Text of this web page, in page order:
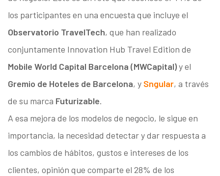
los participantes en una encuesta que incluye el
Observatorio TravelTech, que han realizado
conjuntamente Innovation Hub Travel Edition de
Mobile World Capital Barcelona (MWCapital)y el
Gremio de Hoteles de Barcelona, y Sngular, a través
de su marca Futurizable.
A esa mejora de los modelos de negocio, le sigue en
importancia, la necesidad detectar y dar respuesta a
los cambios de hábitos, gustos e intereses de los
clientes, opinión que comparte el 28% de los